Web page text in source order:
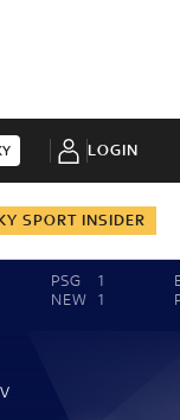
LOGIN
SPORT INSIDER
PSG
1
NEW
1